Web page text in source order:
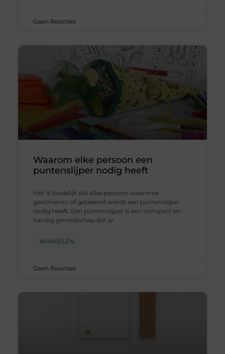
Geen Reacties
Waarom elke persoon een
puntenslijper nodig heeft
Het is duidelijk dat elke persoon waarmee
geschreven of getekend wordt een puntenslijper
nodig heeft. Een puntenslijper is een compact en
handig gereedschap dat je
WINKELEN
Geen Reacties